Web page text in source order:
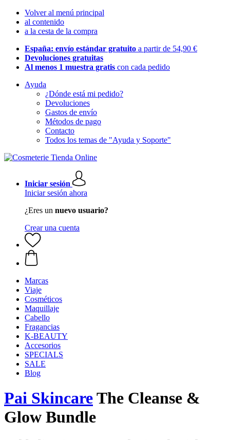
Volver al menú principal
al contenido
a la cesta de la compra
España: envío estándar gratuito a partir de 54,90 €
Devoluciones gratuitas
Al menos 1 muestra gratis con cada pedido
Ayuda
¿Dónde está mi pedido?
Devoluciones
Gastos de envío
Métodos de pago
Contacto
Todos los temas de "Ayuda y Soporte"
Iniciar sesión
Iniciar sesión ahora
¿Eres un nuevo usuario?
Crear una cuenta
Marcas
Viaje
Cosméticos
Maquillaje
Cabello
Fragancias
K-BEAUTY
Accesorios
SPECIALS
SALE
Blog
Pai SkincareThe Cleanse &
Glow Bundle